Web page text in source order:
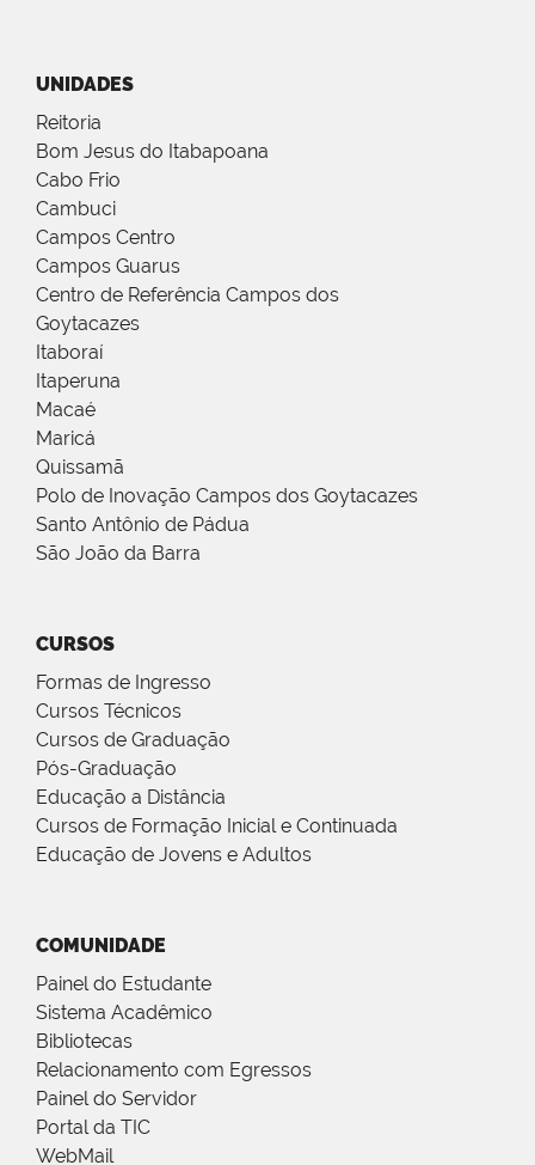
UNIDADES
Reitoria
Bom Jesus do Itabapoana
Cabo Frio
Cambuci
Campos Centro
Campos Guarus
Centro de Referência Campos dos
Goytacazes
Itaboraí
Itaperuna
Macaé
Maricá
Quissamã
Polo de Inovação Campos dos Goytacazes
Santo Antônio de Pádua
São João da Barra
CURSOS
Formas de Ingresso
Cursos Técnicos
Cursos de Graduação
Pós-Graduação
Educação a Distância
Cursos de Formação Inicial e Continuada
Educação de Jovens e Adultos
COMUNIDADE
Painel do Estudante
Sistema Acadêmico
Bibliotecas
Relacionamento com Egressos
Painel do Servidor
Portal da TIC
WebMail